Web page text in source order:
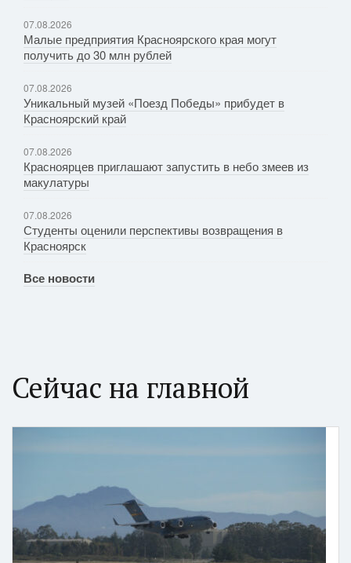
07.08.2026
Малые предприятия Красноярского края могут
получить до 30 млн рублей
07.08.2026
Уникальный музей «Поезд Победы» прибудет в
Красноярский край
07.08.2026
Красноярцев приглашают запустить в небо змеев из
макулатуры
07.08.2026
Студенты оценили перспективы возвращения в
Красноярск
Все новости
Сейчас на главной